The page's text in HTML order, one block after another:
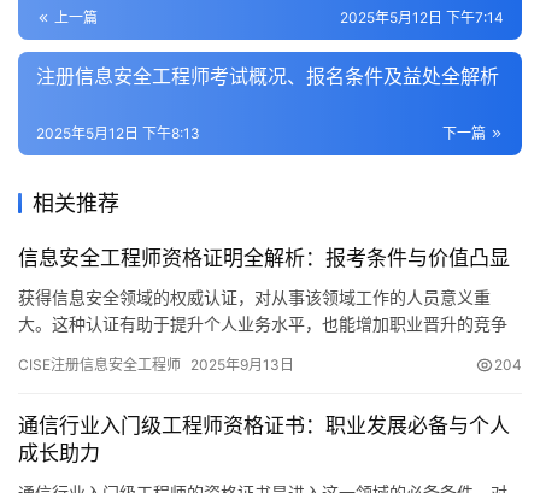
上一篇 2025年5月12日 下午7:14
注册信息安全工程师考试概况、报名条件及益处全解析
下一篇
2025年5月12日 下午8:13
相关推荐
信息安全工程师资格证明全解析：报考条件与价值凸显
获得信息安全领域的权威认证，对从事该领域工作的人员意义重
大。这种认证有助于提升个人业务水平，也能增加职业晋升的竞争
CISE注册信息安全工程师 2025年9月13日 204
通信行业入门级工程师资格证书：职业发展必备与个人
成长助力